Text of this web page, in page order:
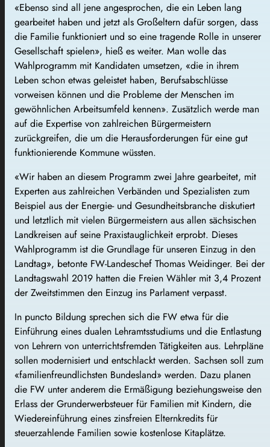
«Ebenso sind all jene angesprochen, die ein Leben lang
gearbeitet haben und jetzt als Großeltern dafür sorgen, dass
die Familie funktioniert und so eine tragende Rolle in unserer
Gesellschaft spielen», hieß es weiter. Man wolle das
Wahlprogramm mit Kandidaten umsetzen, «die in ihrem
Leben schon etwas geleistet haben, Berufsabschlüsse
vorweisen können und die Probleme der Menschen im
gewöhnlichen Arbeitsumfeld kennen». Zusätzlich werde man
auf die Expertise von zahlreichen Bürgermeistern
zurückgreifen, die um die Herausforderungen für eine gut
funktionierende Kommune wüssten.
«Wir haben an diesem Programm zwei Jahre gearbeitet, mit
Experten aus zahlreichen Verbänden und Spezialisten zum
Beispiel aus der Energie- und Gesundheitsbranche diskutiert
und letztlich mit vielen Bürgermeistern aus allen sächsischen
Landkreisen auf seine Praxistauglichkeit erprobt. Dieses
Wahlprogramm ist die Grundlage für unseren Einzug in den
Landtag», betonte FW-Landeschef Thomas Weidinger. Bei der
Landtagswahl 2019 hatten die Freien Wähler mit 3,4 Prozent
der Zweitstimmen den Einzug ins Parlament verpasst.
In puncto Bildung sprechen sich die FW etwa für die
Einführung eines dualen Lehramtsstudiums und die Entlastung
von Lehrern von unterrichtsfremden Tätigkeiten aus. Lehrpläne
sollen modernisiert und entschlackt werden. Sachsen soll zum
«familienfreundlichsten Bundesland» werden. Dazu planen
die FW unter anderem die Ermäßigung beziehungsweise den
Erlass der Grunderwerbsteuer für Familien mit Kindern, die
Wiedereinführung eines zinsfreien Elternkredits für
steuerzahlende Familien sowie kostenlose Kitaplätze.